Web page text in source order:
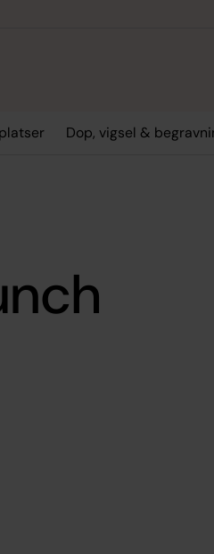
Dop, vigsel &